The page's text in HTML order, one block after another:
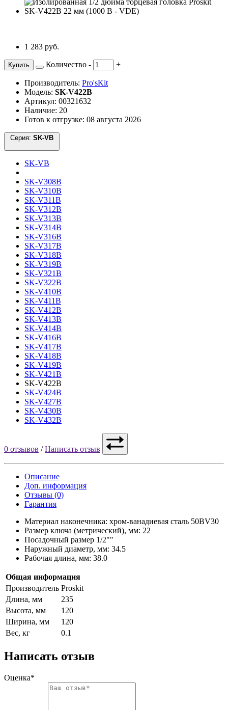
1 283 руб.
Купить Количество - +
Производитель: Pro'sKit
Модель: SK-V422B
Артикул: 00321632
Наличие: 20
Готов к отгрузке: 08 августа 2026
Серия:
SK-VB
SK-V308B
SK-V310B
SK-V311B
SK-V312B
SK-V313B
SK-V314B
SK-V316B
SK-V317B
SK-V318B
SK-V319B
SK-V321B
SK-V322B
SK-V410B
SK-V411B
SK-V412B
SK-V413B
SK-V414B
SK-V416B
SK-V417B
SK-V418B
SK-V419B
SK-V421B
SK-V422B
SK-V424B
SK-V427B
SK-V430B
SK-V432B
0 отзывов /Написать отзыв
Описание
Доп. информация
Отзывы (0)
Гарантия
Материал наконечника: хром-ванадиевая сталь 50BV30
Размер ключа (метрический), мм: 22
Посадочный размер 1/2""
Наружный диаметр, мм: 34.5
Рабочая длина, мм: 38.0
Общая информация
Производитель Proskit
Длина, мм
235
Высота, мм
120
Ширина, мм
120
Вес, кг
0.1
Написать отзыв
Оценка*